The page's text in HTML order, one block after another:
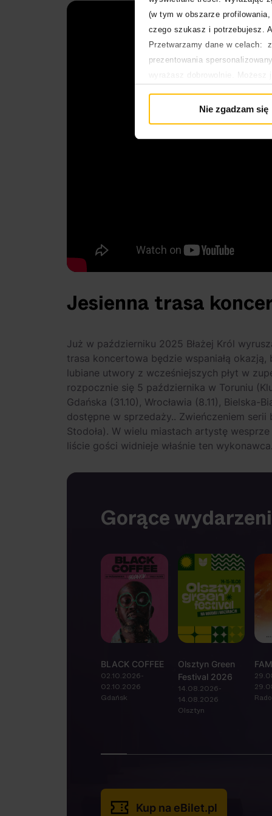
(w tym w obszarze
czego szukasz i potrzebujesz.
Przetwarzamy dane w celach:
prezentowania
Polityka prywatności
Nie zgadzam się
Jesienna trasa
Już w październiku 2025 Błażej Król
trasa koncertowa będzie wspaniałą okazją,
lubiane utwory z wcześniejszych płyt w
rozpocznie się 5 października w Toruniu
Gdańska (31.10), Wrocławia (8.11), Bielska-
dostępne w sprzedaży.. Zwieńczeniem
Stodoła). W wielu miastach artystę
liście gości widnieje właśnie ten wykonawca.
Gorące
BLACK COFFEE
02.10.2026-
02.10.2026
Gdańsk
Olsztyn Green
Festival 2026
14.08.2026-
14.08.2026
Olsztyn
Kup na eBilet.pl